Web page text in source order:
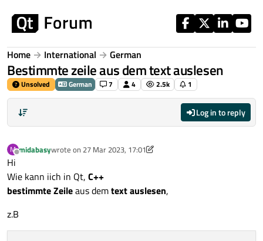
Home International German
Bestimmte zeile aus dem text auslesen
Unsolved German 7 4 2.5k 1
Log in to reply
M
Offline
midabasywrote on 27 Mar 2023, 17:01
last edited by midabasy
Hi
Wie kann iich in Qt, C++
bestimmte Zeileaus demtext auslesen,
z.B